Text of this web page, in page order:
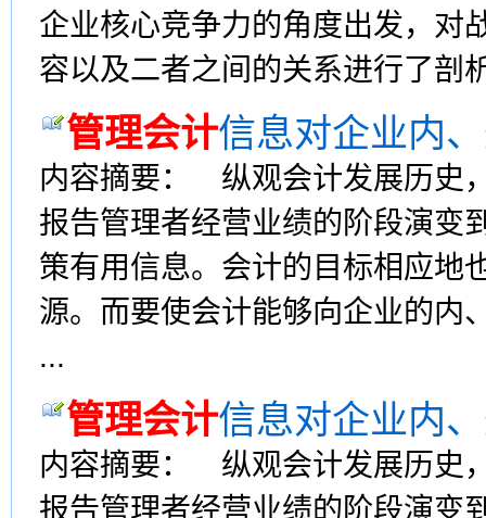
企业核心竞争力的角度出发，对
容以及二者之间的关系进行了剖
管理会计信息对企业内
内容摘要： 纵观会计发展历史
报告管理者经营业绩的阶段演变
策有用信息。会计的目标相应地
源。而要使会计能够向企业的内
...
管理会计信息对企业内
内容摘要： 纵观会计发展历史
报告管理者经营业绩的阶段演变